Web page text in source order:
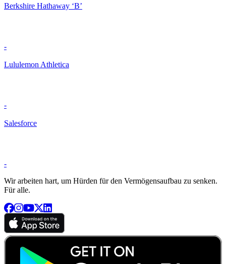
Berkshire Hathaway ‘B’
-
Lululemon Athletica
-
Salesforce
-
Wir arbeiten hart, um Hürden für den Vermögensaufbau zu senken.
Für alle.